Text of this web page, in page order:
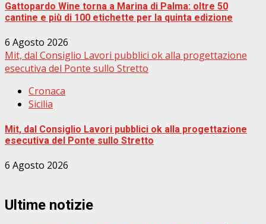
Gattopardo Wine torna a Marina di Palma: oltre 50
cantine e più di 100 etichette per la quinta edizione
6 Agosto 2026
Mit, dal Consiglio Lavori pubblici ok alla progettazione
esecutiva del Ponte sullo Stretto
Cronaca
Sicilia
Mit, dal Consiglio Lavori pubblici ok alla progettazione
esecutiva del Ponte sullo Stretto
6 Agosto 2026
Ultime notizie